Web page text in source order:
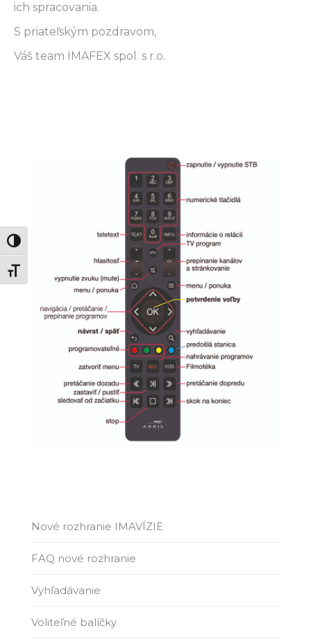
Zmeň vysoký kontrast
Zmeň veľkosť písma
ich spracovania.
S priateľským pozdravom,
Váš team IMAFEX spol. s r.o.
Nové rozhranie IMAVÍZIE
FAQ nové rozhranie
Vyhľadávanie
Voliteľné balíčky